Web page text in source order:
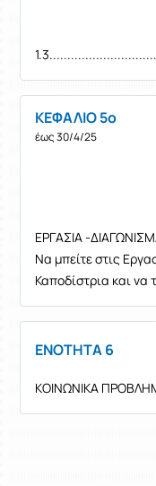
ΚΕΦΑΛΙΟ 5ο
έως 30/4/25
ΕΡΓΑΣΙΑ -
Να μπείτε στις
Καποδίστρια και να
ΕΝΟΤΗΤΑ 6
ΚΟΙΝΩΝΙΚΑ